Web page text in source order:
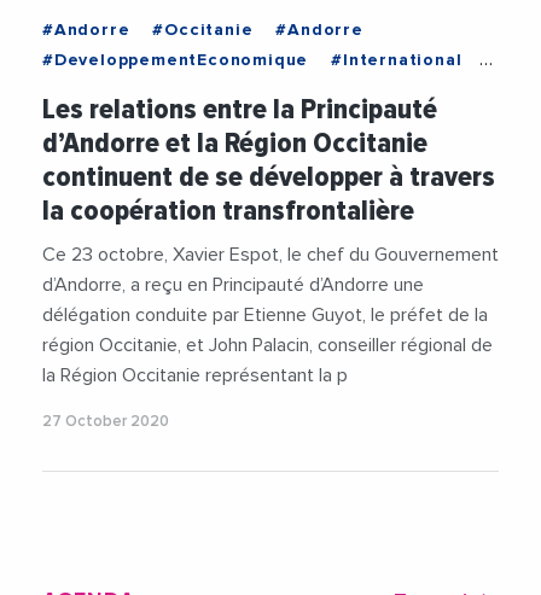
#Andorre #Occitanie
#Andorre
#DeveloppementEconomique
#International
Les relations entre la Principauté
d’Andorre et la Région Occitanie
continuent de se développer à travers
la coopération transfrontalière
Ce 23 octobre, Xavier Espot, le chef du Gouvernement
d’Andorre, a reçu en Principauté d’Andorre une
délégation conduite par Etienne Guyot, le préfet de la
région Occitanie, et John Palacin, conseiller régional de
la Région Occitanie représentant la p
27 October 2020